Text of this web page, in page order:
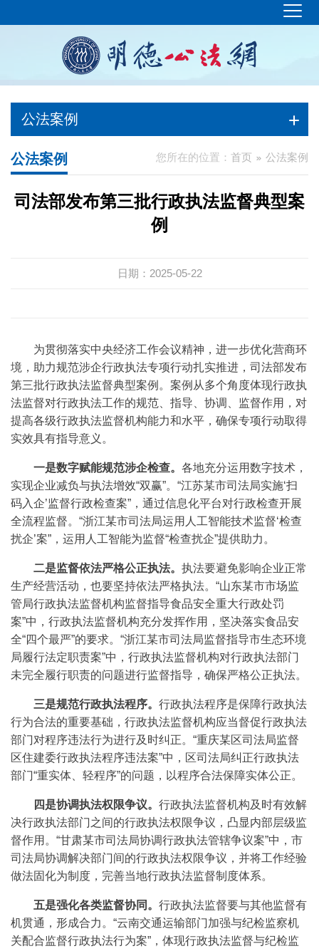
公法案例
您所在的位置： 首页 公法案例
公法案例
司法部发布第三批行政执法监督典型案
例
日期：2025-05-22
为贯彻落实中央经济工作会议精神，进一步优化营商环
境，助力规范涉企行政执法专项行动扎实推进，司法部发布
第三批行政执法监督典型案例。案例从多个角度体现行政执
法监督对行政执法工作的规范、指导、协调、监督作用，对
提高各级行政执法监督机构能力和水平，确保专项行动取得
实效具有指导意义。
一是数字赋能规范涉企检查。 各地充分运用数字技术，
实现企业减负与执法增效“双赢”。“江苏某市司法局实施‘扫
码入企’监督行政检查案”，通过信息化平台对行政检查开展
全流程监督。“浙江某市司法局运用人工智能技术监督‘检查
扰企’案”，运用人工智能为监督“检查扰企”提供助力。
二是监督依法严格公正执法。 执法要避免影响企业正常
生产经营活动，也要坚持依法严格执法。“山东某市市场监
管局行政执法监督机构监督指导食品安全重大行政处罚
案”中，行政执法监督机构充分发挥作用，坚决落实食品安
全“四个最严”的要求。“浙江某市司法局监督指导市生态环境
局履行法定职责案”中，行政执法监督机构对行政执法部门
未完全履行职责的问题进行监督指导，确保严格公正执法。
三是规范行政执法程序。 行政执法程序是保障行政执法
行为合法的重要基础，行政执法监督机构应当督促行政执法
部门对程序违法行为进行及时纠正。“重庆某区司法局监督
区住建委行政执法程序违法案”中，区司法局纠正行政执法
部门“重实体、轻程序”的问题，以程序合法保障实体公正。
四是协调执法权限争议。 行政执法监督机构及时有效解
决行政执法部门之间的行政执法权限争议，凸显内部层级监
督作用。“甘肃某市司法局协调行政执法管辖争议案”中，市
司法局协调解决部门间的行政执法权限争议，并将工作经验
做法固化为制度，完善当地行政执法监督制度体系。
五是强化各类监督协同。 行政执法监督要与其他监督有
机贯通，形成合力。“云南交通运输部门加强与纪检监察机
关配合监督行政执法行为案”，体现行政执法监督与纪检监